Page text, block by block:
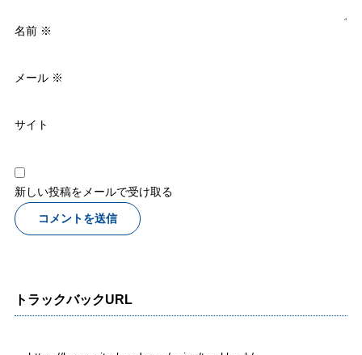
名前 ※
メール ※
サイト
新しい投稿をメールで受け取る
トラックバックURL